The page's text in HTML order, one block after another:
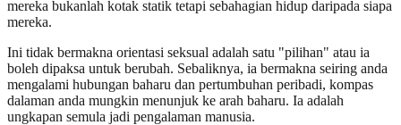
mereka bukanlah kotak statik tetapi sebahagian hidup daripada siapa
mereka.
Ini tidak bermakna orientasi seksual adalah satu "pilihan" atau ia
boleh dipaksa untuk berubah. Sebaliknya, ia bermakna seiring anda
mengalami hubungan baharu dan pertumbuhan peribadi, kompas
dalaman anda mungkin menunjuk ke arah baharu. Ia adalah
ungkapan semula jadi pengalaman manusia.